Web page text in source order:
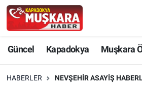
Güncel Kapadokya Muşkara
HABERLER NEVŞEHIR ASAYIŞ
Güncel
Nevşehir Hava Durumu